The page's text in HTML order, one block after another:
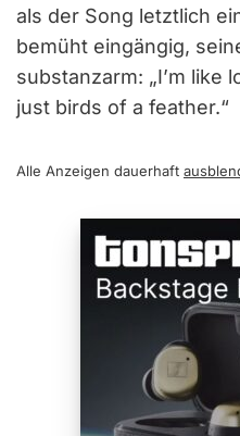
als der Song letztlich
bemüht eingängig,
substanzarm: „I’m like
just birds of a feather.“
Alle Anzeigen dauerhaft